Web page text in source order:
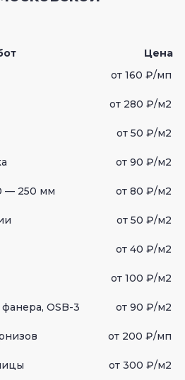
Цена
от 160 ₽/мп
от 280 ₽/м2
от 50 ₽/м2
от 90 ₽/м2
— 250 мм от 80 ₽/м2
от 50 ₽/м2
от 40 ₽/м2
от 100 ₽/м2
OSB-3 от 90 ₽/м2
от 200 ₽/мп
от 300 ₽/м2